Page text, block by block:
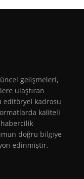
gelişmeleri,
ulaştıran
editöryel kadrosu
kaliteli
doğru bilgiye
edinmiştir.